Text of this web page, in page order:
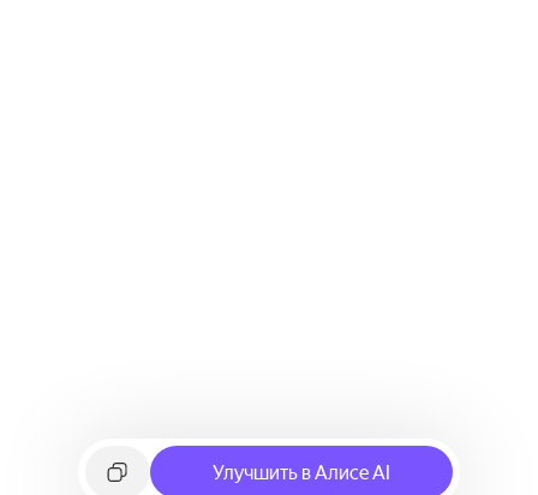
Улучшить в Алисе AI